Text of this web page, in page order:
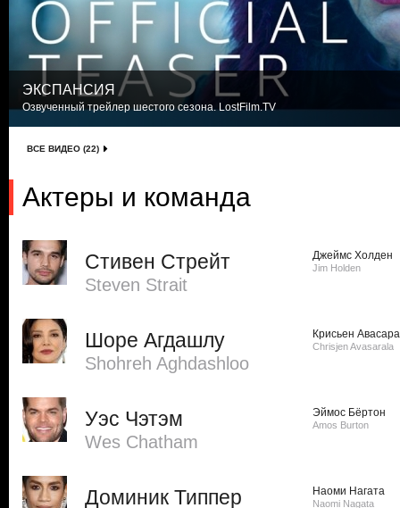
ЭКСПАНСИЯ
Озвученный трейлер шестого сезона. LostFilm.TV
ВСЕ ВИДЕО (22)
Актеры и команда
Стивен Стрейт
Steven Strait
Джеймс Холден
Jim Holden
Шоре Агдашлу
Shohreh Aghdashloo
Крисьен
Chrisjen Avasarala
Уэс Чэтэм
Wes Chatham
Эймос Бёртон
Amos Burton
Доминик Типпер Наоми Нагата
Naomi Nagata